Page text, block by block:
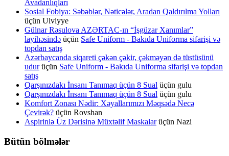
Avadanlıqları
Sosial Fobiya: Səbəblər, Nəticələr, Aradan Qaldırılma Yolları
üçün Ulviyye
Gülnar Rəsulova AZƏRTAC-ın “İşgüzar Xanımlar”
layihəsində üçün Safe Uniform - Bakıda Uniforma sifarişi və
topdan satış
Azərbaycanda siqareti çəkən çəkir, çəkməyən də tüstüsünü
udurüçün Safe Uniform - Bakıda Uniforma sifarişi və topdan
satış
Qarşınızdakı İnsanı Tanımaq üçün 8 Sual üçün gulu
Qarşınızdakı İnsanı Tanımaq üçün 8 Sual üçün gulu
Komfort Zonası Nədir: Xəyallarımızı Məqsədə Necə
Çevirək? üçün Rovshan
Aspirinlə Üz Dərisinə Müxtəlif Maskalarüçün Nazi
Bütün bölmələr